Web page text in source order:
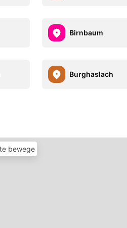
Birnbaum
Burghaslach
bewege